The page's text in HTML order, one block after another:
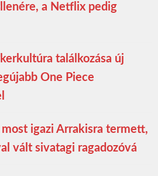
a Netflix pedig
találkozása új
One Piece
igazi Arrakisra termett,
vált sivatagi ragadozóvá